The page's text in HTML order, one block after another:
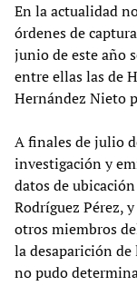
En la actualidad
órdenes de
junio de este año
entre ellas las de
Hernández Nieto
A finales de julio
investigación y
datos de
Rodríguez Pérez,
otros miembros
la desaparición
no pudo